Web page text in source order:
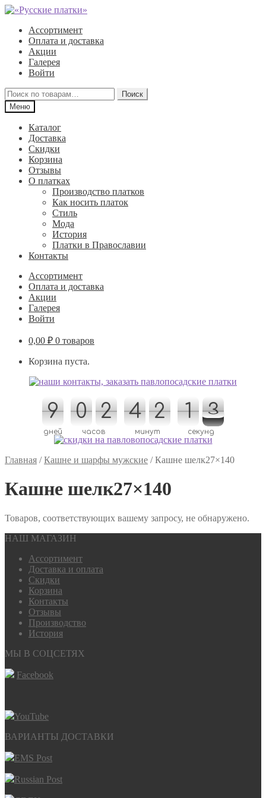
Перейти
навигации
Перейти
содержимому
Ассортимент
Оплата и доставка
Акции
Галерея
Войти
Искать:
Поиск
Меню
Каталог
Доставка
Скидки
Корзина
Отзывы
О платках
Производство платков
Как носить платок
Стиль
Мода
История
Платки в Православии
Контакты
Ассортимент
Оплата и доставка
Акции
Галерея
Войти
0,00 ₽ 0 товаров
Корзина пуста.
9
9
дней
0
0 2
2
часов
4
4 2
2
минут
1
1 4
3
3
4
секунд
Главная /Кашне и шарфы мужские /Кашне шелк27×140
Кашне шелк27×140
Товаров, соответствующих вашему запросу, не обнаружено.
НАШ МАГАЗИН
Ассортимент
Доставка и оплата
Скидки
Корзина
Контакты
Отзывы
Производство
История
МЫ В СОЦСЕТЯХ
Facebook
YouTube
ВАРИАНТЫ ДОСТАВКИ
EMS Post
Russian Post